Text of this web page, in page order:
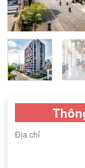
Địa chỉ